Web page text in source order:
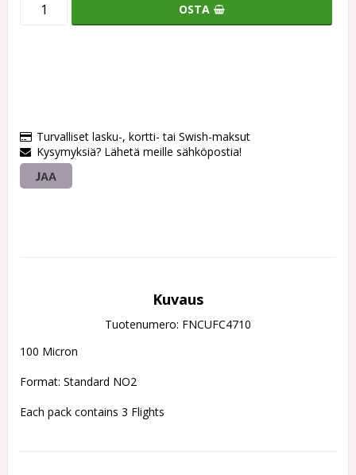
OSTA
Turvalliset lasku-, kortti- tai Swish-maksut
Kysymyksiä? Lähetä meille sähköpostia!
JAA
Kuvaus
Tuotenumero: FNCUFC4710
100 Micron
Format: Standard NO2
Each pack contains 3 Flights